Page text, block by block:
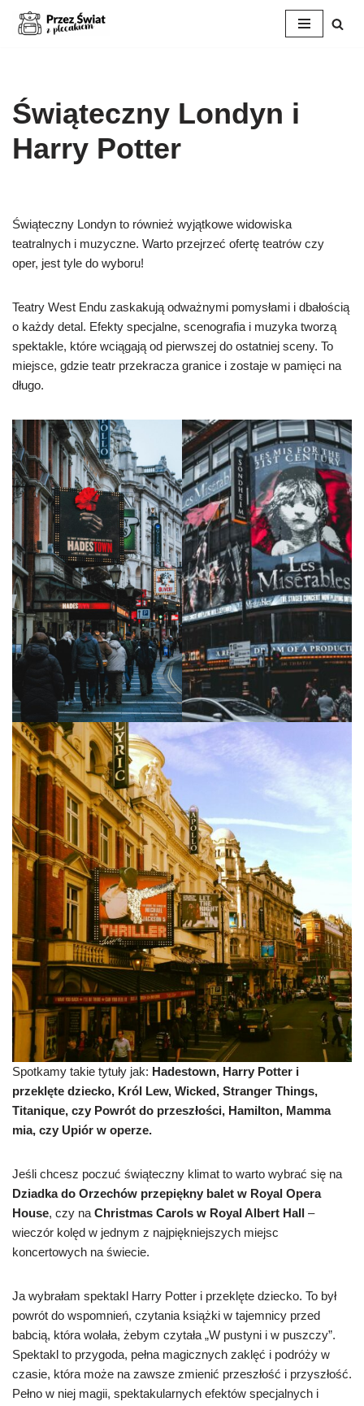
Świąteczny Londyn i
Harry Potter
Świąteczny Londyn to również wyjątkowe widowiska
teatralnych i muzyczne. Warto przejrzeć ofertę teatrów czy
oper, jest tyle do wyboru!
Teatry West Endu zaskakują odważnymi pomysłami i dbałością
o każdy detal. Efekty specjalne, scenografia i muzyka tworzą
spektakle, które wciągają od pierwszej do ostatniej sceny. To
miejsce, gdzie teatr przekracza granice i zostaje w pamięci na
długo.
Spotkamy takie tytuły jak: Hadestown, Harry Potter i
przeklęte dziecko, Król Lew, Wicked, Stranger Things,
Titanique, czy Powrót do przeszłości, Hamilton, Mamma
mia, czy Upiór w operze.
Jeśli chcesz poczuć świąteczny klimat to warto wybrać się na
Dziadka do Orzechów przepiękny balet w Royal Opera
House, czy na Christmas Carols w Royal Albert Hall –
wieczór kolęd w jednym z najpiękniejszych miejsc
koncertowych na świecie.
Ja wybrałam spektakl Harry Potter i przeklęte dziecko. To był
powrót do wspomnień, czytania książki w tajemnicy przed
babcią, która wolała, żebym czytała „W pustyni i w puszczy”.
Spektakl to przygoda, pełna magicznych zaklęć i podróży w
czasie, która może na zawsze zmienić przeszłość i przyszłość.
Pełno w niej magii, spektakularnych efektów specjalnych i